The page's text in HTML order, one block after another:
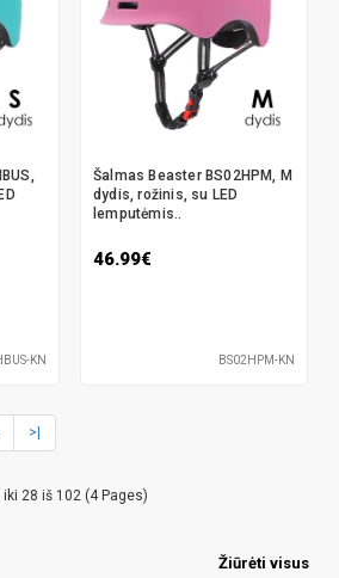
KN
Šalmas Beaster BS02HPM, M
dydis, rožinis, su LED
lemputėmis..
46.99€
BS02HPM-KN
>|
iki 28 iš 102 (4 Pages)
Žiūrėti visus